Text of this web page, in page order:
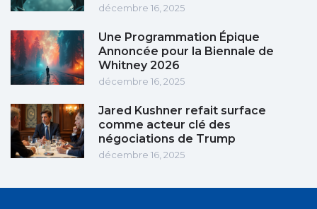
décembre 16, 2025
Une Programmation Épique
Annoncée pour la Biennale de
Whitney 2026
décembre 16, 2025
Jared Kushner refait surface
comme acteur clé des
négociations de Trump
décembre 16, 2025